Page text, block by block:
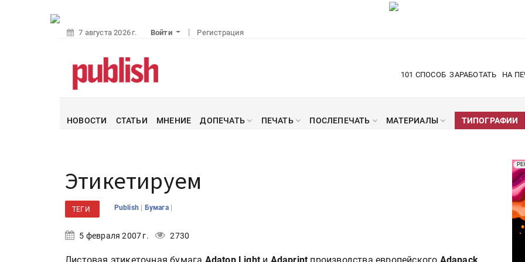
7 августа 2026 г. Войти Регистрация
101 СПОСОБ ЗАРАБОТАТЬ НА
НОВОСТИ СТАТЬИ МНЕНИЕ ДОПЕЧАТЬ ПЕЧАТЬ ПОСЛЕПЕЧАТЬ МАТЕРИАЛЫ ТИПОГРАФИИ
Этикетируем
ТЕГИ Publish | Бумага |
5 февраля 2007 г. 2730